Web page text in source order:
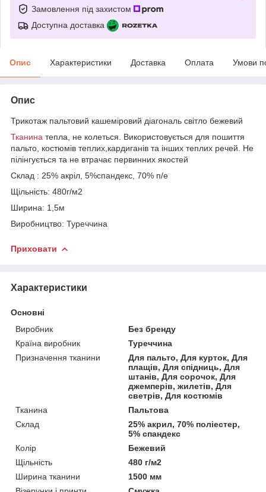
Замовлення під захистом
Доступна доставка
Опис Характеристики Доставка Оплата Умови
Опис
Трикотаж пальтовий кашеміровий діагональ світло бежевий
Тканина тепла, не колеться. Використовується для пошиття
пальто, костюмів теплих,кардиганів та інших теплих речей. Не
пілінгується та не втрачає первинних якостей
Склад : 25% акріл, 5%спандекс, 70% п/е
Щільність: 480г/м2
Ширина: 1,5м
Виробництво: Туреччина
Приховати
Характеристики
Основні
Виробник
Без бренду
Країна виробник
Туреччина
Призначення тканини
Для пальто, Для курток, Для
плащів, Для спідниць, Для
штанів, Для сорочок, Для
джемперів, жилетів, Для
светрів, Для костюмів
Тканина
Пальтова
Склад
25% акрил, 70% поліестер,
5% спандекс
Колір
Бежевий
Щільність
480 г/м2
Ширина тканини
1500 мм